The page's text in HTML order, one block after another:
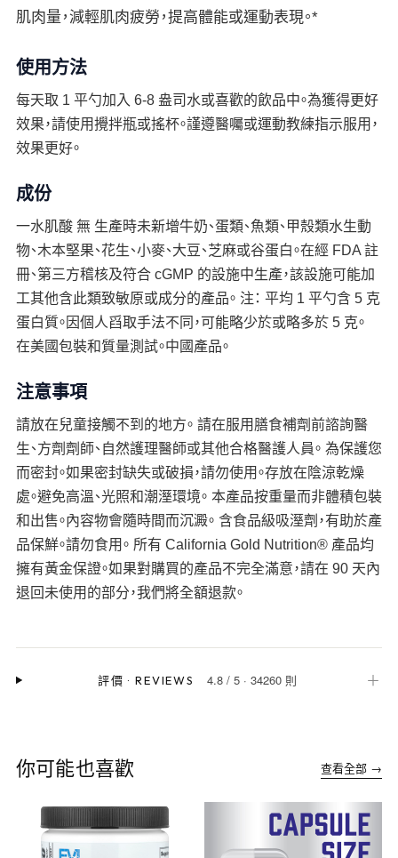
肌肉量，減輕肌肉疲勞，提高體能或運動表現。*
使用方法
每天取 1 平勺加入 6-8 盎司水或喜歡的飲品中。為獲得更好
效果，請使用攪拌瓶或搖杯。謹遵醫囑或運動教練指示服用，
效果更好。
成份
一水肌酸 無 生產時未新增牛奶、蛋類、魚類、甲殼類水生動
物、木本堅果、花生、小麥、大豆、芝麻或谷蛋白。在經 FDA 註
冊、第三方稽核及符合 cGMP 的設施中生產，該設施可能加
工其他含此類致敏原或成分的產品。 注： 平均 1 平勺含 5 克
蛋白質。因個人舀取手法不同，可能略少於或略多於 5 克。
在美國包裝和質量測試。中國產品。
注意事項
請放在兒童接觸不到的地方。 請在服用膳食補劑前諮詢醫
生、方劑劑師、自然護理醫師或其他合格醫護人員。 為保護您
而密封。如果密封缺失或破損，請勿使用。存放在陰涼乾燥
處。避免高溫、光照和潮溼環境。 本產品按重量而非體積包裝
和出售。內容物會隨時間而沉澱。 含食品級吸溼劑，有助於產
品保鮮。請勿食用。 所有 California Gold Nutrition® 產品均
擁有黃金保證。如果對購買的產品不完全滿意，請在 90 天內
退回未使用的部分，我們將全額退款。
評價 ·REVIEWS 4.8/ 5· 34260 則 ＋
你可能也喜歡 查看全部 →